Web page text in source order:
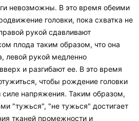
невозможны. В это время обеими
головки, пока схватка не
рукой сдавливают
плода таким образом, что она
левой рукой медленно
и разгибают ее. В это время
чтобы рождение головки
напряжения. Таким образом,
"тужься", "не тужься" достигает
тканей промежности и